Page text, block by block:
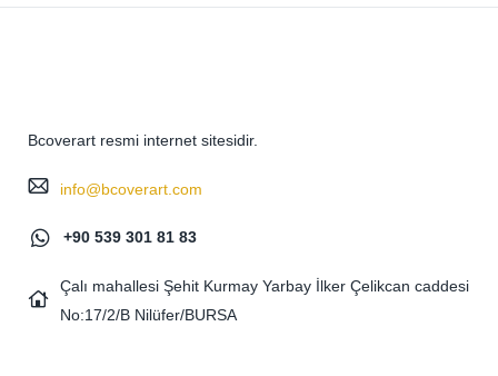
Bcoverart resmi internet sitesidir.
info@bcoverart.com
+90 539 301 81 83
Çalı mahallesi Şehit Kurmay Yarbay İlker Çelikcan caddesi
No:17/2/B Nilüfer/BURSA